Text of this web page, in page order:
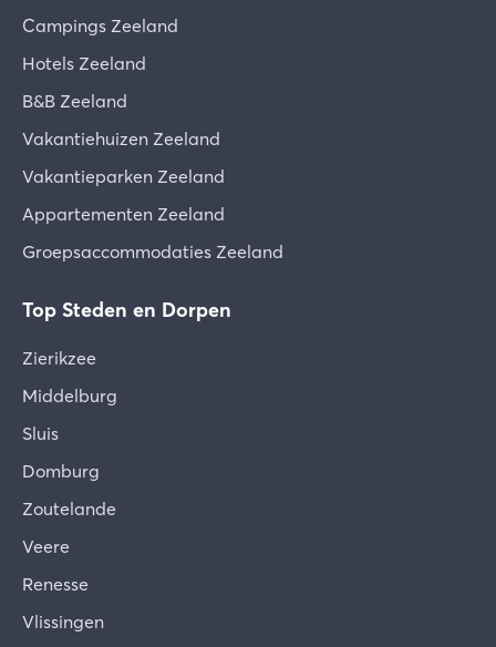
Campings Zeeland
Hotels Zeeland
B&B Zeeland
Vakantiehuizen Zeeland
Vakantieparken Zeeland
Appartementen Zeeland
Groepsaccommodaties Zeeland
Top Steden en Dorpen
Zierikzee
Middelburg
Sluis
Domburg
Zoutelande
Veere
Renesse
Vlissingen